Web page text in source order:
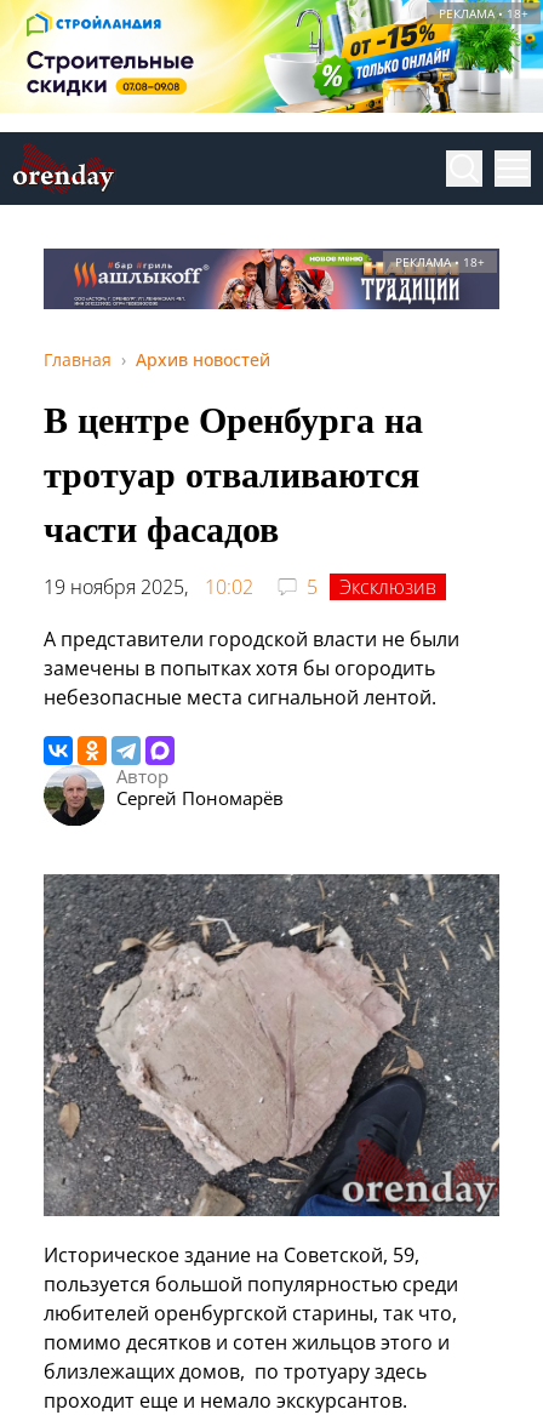
РЕКЛАМА • 18+
РЕКЛАМА • 18+
Главная Архив новостей
В центре Оренбурга на
тротуар отваливаются
части фасадов
19 ноября 2025, 10:02 5
Эксклюзив
А представители городской власти не были
замечены в попытках хотя бы огородить
небезопасные места сигнальной лентой.
Автор
Сергей Пономарёв
Историческое здание на Советской, 59,
пользуется большой популярностью среди
любителей оренбургской старины, так что,
помимо десятков и сотен жильцов этого и
близлежащих домов, по тротуару здесь
проходит еще и немало экскурсантов.